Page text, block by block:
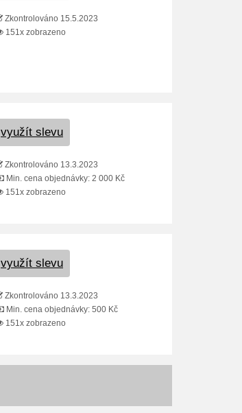
Zkontrolováno 15.5.2023
151x zobrazeno
využít slevu
Zkontrolováno 13.3.2023
Min. cena objednávky: 2 000 Kč
151x zobrazeno
využít slevu
Zkontrolováno 13.3.2023
Min. cena objednávky: 500 Kč
151x zobrazeno